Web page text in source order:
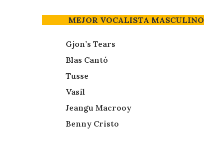
MEJOR VOCALISTA MASCULINO
Gjon’s Tears
Blas Cantó
Tusse
Vasil
Jeangu Macrooy
Benny Cristo